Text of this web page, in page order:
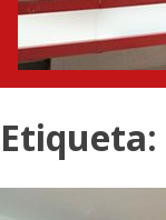
Etiqueta: